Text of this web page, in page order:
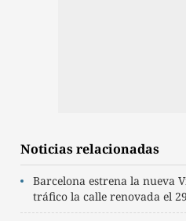
Noticias relacionadas
Barcelona estrena la nueva
tráfico la calle renovada el